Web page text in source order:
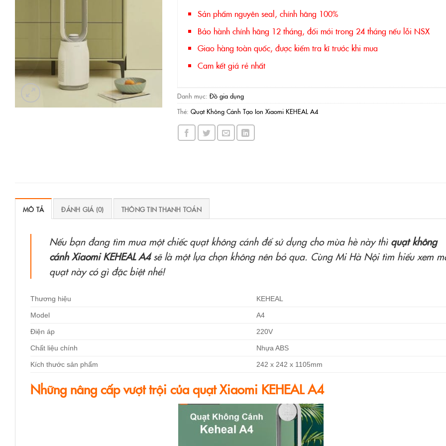
Sản phẩm nguyên seal, chính hãng 100%
Bảo hành chính hãng 12 tháng, đổi mới trong 24 tháng nếu lỗi NSX
Giao hàng toàn quốc, được kiểm tra kĩ trước khi mua
Cam kết giá rẻ nhất
Danh mục: Đồ gia dụng
Thẻ: Quạt Không Cánh Tạo Ion Xiaomi KEHEAL A4
MÔ TẢ ĐÁNH GIÁ (0) THÔNG TIN THANH TOÁN
Nếu bạn đang tìm mua một chiếc quạt không cánh để sử dụng cho mùa hè này thì quạt không
cánh Xiaomi KEHEAL A4sẽ là một lựa chọn không nên bỏ qua. Cùng Mi Hà Nội tìm hiểu xem
quạt này có gì đặc biệt nhé!
Thương hiệu KEHEAL
Model A4
Điện áp 220V
Chất liệu chính Nhựa ABS
Kích thước sản phẩm 242 x 242 x 1105mm
Những nâng cấp vượt trội của quạt Xiaomi KEHEAL A4